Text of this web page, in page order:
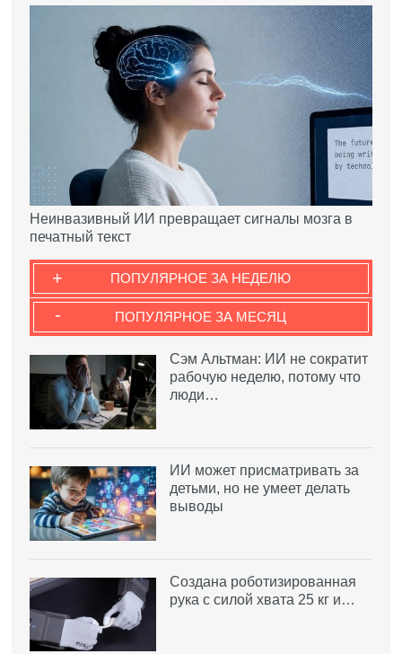
Неинвазивный ИИ превращает сигналы мозга в
печатный текст
ПОПУЛЯРНОЕ ЗА НЕДЕЛЮ
+
ПОПУЛЯРНОЕ ЗА МЕСЯЦ
-
Сэм Альтман: ИИ не сократит
рабочую неделю, потому что
люди…
ИИ может присматривать за
детьми, но не умеет делать
выводы
Создана роботизированная
рука с силой хвата 25 кг и…